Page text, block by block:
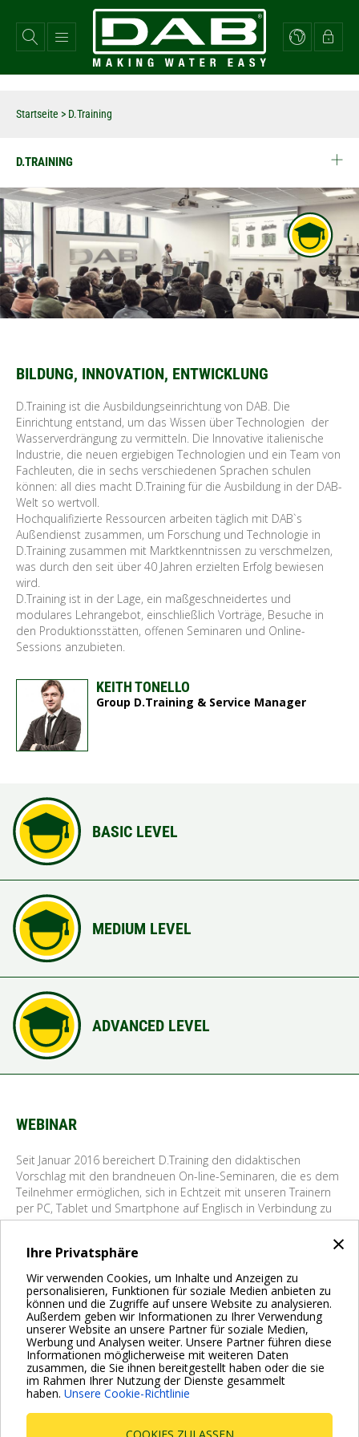
×
Ihre Privatsphäre
Wir verwenden Cookies, um Inhalte und Anzeigen zu
personalisieren, Funktionen für soziale Medien anbieten zu
können und die Zugriffe auf unsere Website zu analysieren.
Außerdem geben wir Informationen zu Ihrer Verwendung
unserer Website an unsere Partner für soziale Medien,
Werbung und Analysen weiter. Unsere Partner führen diese
Informationen möglicherweise mit weiteren Daten
zusammen, die Sie ihnen bereitgestellt haben oder die sie
im Rahmen Ihrer Nutzung der Dienste gesammelt
haben. Unsere Cookie-Richtlinie
zum
Inhalt
Startseite > D.Training
D.TRAINING
BILDUNG, INNOVATION, ENTWICKLUNG
D.Training ist die Ausbildungseinrichtung von DAB. Die
Einrichtung entstand, um das Wissen über Technologien der
Wasserverdrängung zu vermitteln. Die Innovative italienische
Industrie, die neuen ergiebigen Technologien und ein Team von
Fachleuten, die in sechs verschiedenen Sprachen schulen
können: all dies macht D.Training für die Ausbildung in der DAB-
Welt so wertvoll.
Hochqualifizierte Ressourcen arbeiten täglich mit DAB`s
Außendienst zusammen, um Forschung und Technologie in
D.Training zusammen mit Marktkenntnissen zu verschmelzen,
was durch den seit über 40 Jahren erzielten Erfolg bewiesen
wird.
D.Training ist in der Lage, ein maßgeschneidertes und
modulares Lehrangebot, einschließlich Vorträge, Besuche in
den Produktionsstätten, offenen Seminaren und Online-
Sessions anzubieten.
KEITH TONELLO
Group D.Training & Service Manager
BASIC LEVEL
MEDIUM LEVEL
ADVANCED LEVEL
WEBINAR
Seit Januar 2016 bereichert D.Training den didaktischen
Vorschlag mit den brandneuen On-line-Seminaren, die es dem
Teilnehmer ermöglichen, sich in Echtzeit mit unseren Trainern
per PC, Tablet und Smartphone auf Englisch in Verbindung zu
setzen. Es ist möglich, Kurse über spezifische Produkte oder
Darüber hinaus besteht nach wie vor die Möglichkeit, im Hause
DAB Schulungen auf Deutsch zu buchen.
DLEARNING
DAB Training
info.germany@dwtgroup.com